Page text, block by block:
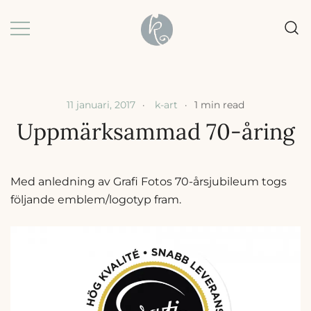
to
11 januari, 2017 k-art 1 min read
Uppmärksammad 70-åring
Med anledning av Grafi Fotos 70-årsjubileum togs
följande emblem/logotyp fram.